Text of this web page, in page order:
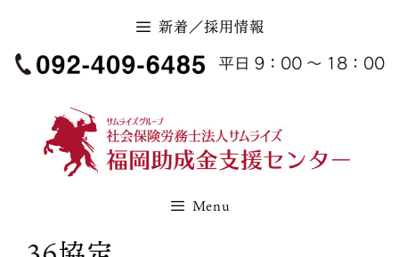
新着／採用情報
Menu